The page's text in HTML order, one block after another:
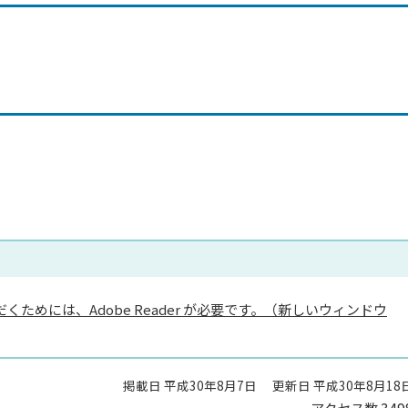
くためには、Adobe Reader が必要です。（新しいウィンドウ
掲載日 平成30年8月7日 更新日 平成30年8月18